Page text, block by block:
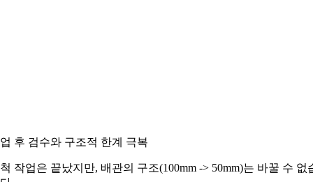
후 검수와 구조적 한계 극복
작업은 끝났지만, 배관의 구조(100mm -> 50mm)는 바꿀 수 없